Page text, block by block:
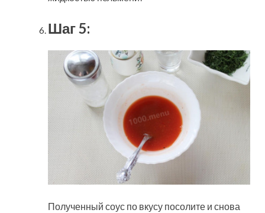
Шаг 5:
Полученный соус по вкусу посолите и снова